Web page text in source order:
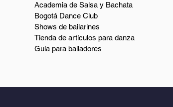
Academia de Salsa y Bachata
Bogotá Dance Club
Shows de bailarines
Tienda de artículos para danza
Guía para bailadores